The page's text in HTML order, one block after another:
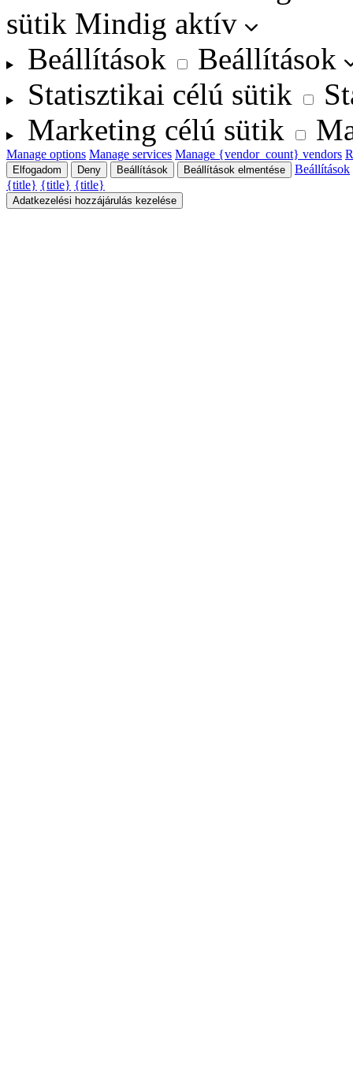
sütik Mindig aktív
Beállítások
Beállítások
Statisztikai célú sütik
Marketing célú sütik
Manage options Manage services Manage {vendor_count} vendors
Elfogadom Deny Beállítások Beállítások elmentése
Beállítások
{title} {title} {title}
Adatkezelési hozzájárulás kezelése